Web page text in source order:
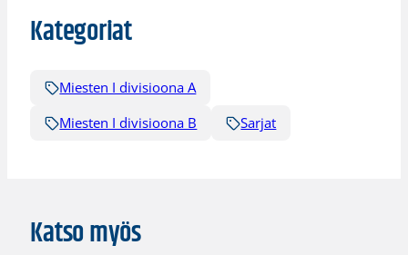
Kategoriat
Miesten I divisioona A
Miesten I divisioona B
Sarjat
Katso myös